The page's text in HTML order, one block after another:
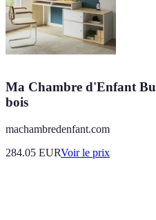
Ma Chambre d'Enfant
bois
machambredenfant.com
284.05 EURVoir le prix